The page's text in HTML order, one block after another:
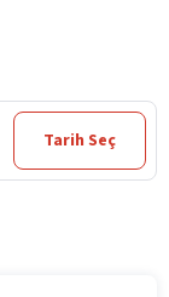
Tarih Seç